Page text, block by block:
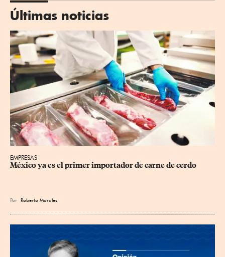
Últimas noticias
EMPRESAS
México ya es el primer importador de carne de cerdo
Por Roberto Morales